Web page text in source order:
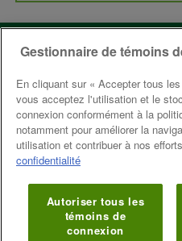
À propos de
Tarification
Cadre légal
Modernisation de
la Collecte
Sélective
Écoconception
Service
1600,
Lévesque
Bureau
Montréal
H3H
987-1491
987-
Heures
Gestionnaire de témoins
En cliquant sur « Accepter tous
vous acceptez l'utilisation et le
connexion conformément à la
notamment pour améliorer la
utilisation et contribuer à nos
confidentialité
Autoriser tous les
témoins de
connexion